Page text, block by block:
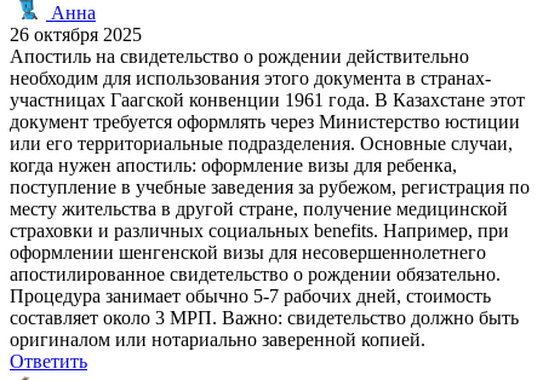
Анна
26 октября 2025
Апостиль на свидетельство о рождении действительно
необходим для использования этого документа в странах-
участницах Гаагской конвенции 1961 года. В Казахстане этот
документ требуется оформлять через Министерство юстиции
или его территориальные подразделения. Основные случаи,
когда нужен апостиль: оформление визы для ребенка,
поступление в учебные заведения за рубежом, регистрация по
месту жительства в другой стране, получение медицинской
страховки и различных социальных benefits. Например, при
оформлении шенгенской визы для несовершеннолетнего
апостилированное свидетельство о рождении обязательно.
Процедура занимает обычно 5-7 рабочих дней, стоимость
составляет около 3 МРП. Важно: свидетельство должно быть
оригиналом или нотариально заверенной копией.
Ответить